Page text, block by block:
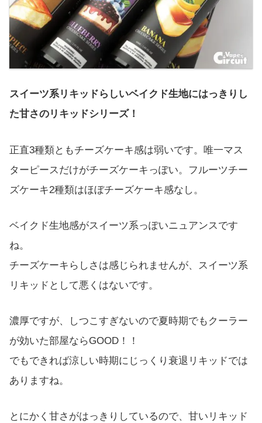
スイーツ系リキッドらしいベイクド生地にはっきりし
た甘さのリキッドシリーズ！
正直3種類ともチーズケーキ感は弱いです。唯一マス
ターピースだけがチーズケーキっぽい。フルーツチー
ズケーキ2種類はほぼチーズケーキ感なし。
ベイクド生地感がスイーツ系っぽいニュアンスです
ね。
チーズケーキらしさは感じられませんが、スイーツ系
リキッドとして悪くはないです。
濃厚ですが、しつこすぎないので夏時期でもクーラー
が効いた部屋ならGOOD！！
でもできれば涼しい時期にじっくり衰退リキッドでは
ありますね。
とにかく甘さがはっきりしているので、甘いリキッド